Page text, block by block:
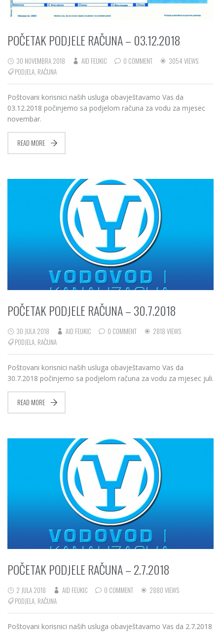
POČETAK PODJELE RAČUNA – 03.12.2018
30 NOVEMBRA 2018 AID FEUKIC 0 COMMENT
3054 VIEWS
PODJELA RAČUNA
Poštovani korisnici naših usluga obavještavamo Vas da
03.12.2018 počinjemo sa podjelom računa za vodu za mjesec
novembar.
READ MORE
POČETAK PODJELE RAČUNA – 30.7.2018
30 JULA 2018 AID FEUKIC 0 COMMENT
2818 VIEWS
PODJELA RAČUNA
Poštovani korisnici naših usluga obavještavamo Vas da
30.7.2018 počinjemo sa podjelom računa za vodu za mjesec juli.
READ MORE
POČETAK PODJELE RAČUNA – 2.7.2018
2 JULA 2018 AID FEUKIC 0 COMMENT
2880 VIEWS
PODJELA, RAČUNA
Poštovani korisnici naših usluga obavještavamo Vas da 2.7.2018